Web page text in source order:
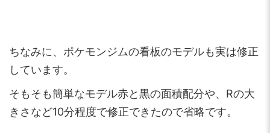
ちなみに、ポケモンジムの看板のモデルも実は修正
しています。
そもそも簡単なモデル赤と黒の面積配分や、Rの大
きさなど10分程度で修正できたので省略です。